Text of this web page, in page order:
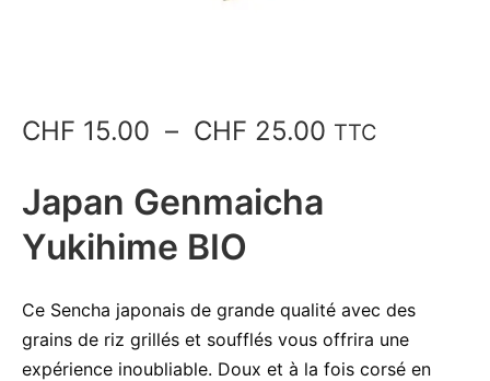
CHF 15.00 – CHF 25.00 Plage
à
CHF 25.00
TTC
Japan Genmaicha
Yukihime BIO
Ce Sencha japonais de grande qualité avec des
grains de riz grillés et soufflés vous offrira une
expérience inoubliable. Doux et à la fois corsé en